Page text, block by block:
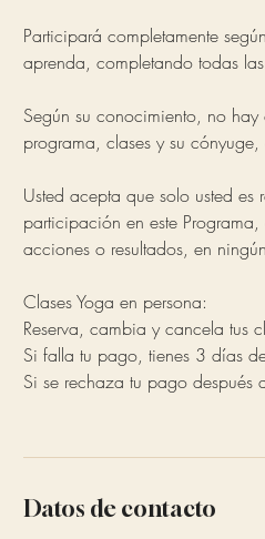
Participará completamente
aprenda, completando todas
Según su conocimiento, no
programa, clases y su
Usted acepta que solo usted
participación en este
acciones o resultados, en
Clases Yoga en persona:
Reserva, cambia y cancela tus
Si falla tu pago, tienes 3 días
Si se rechaza tu pago
Datos de contacto